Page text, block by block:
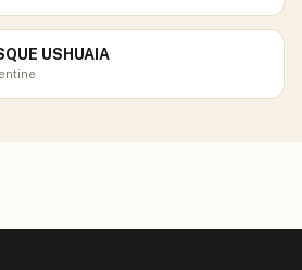
USHUAIA